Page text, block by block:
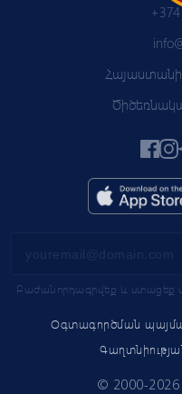
Օգտագործման
Հայաստանի
Բաժանորդագրվեք և ստացեք
© 2000-2026